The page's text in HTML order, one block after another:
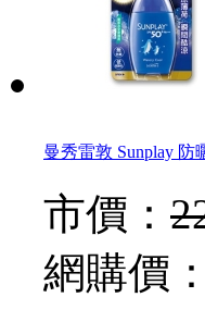
曼秀雷敦 Sunplay 防
市價：
網購價：